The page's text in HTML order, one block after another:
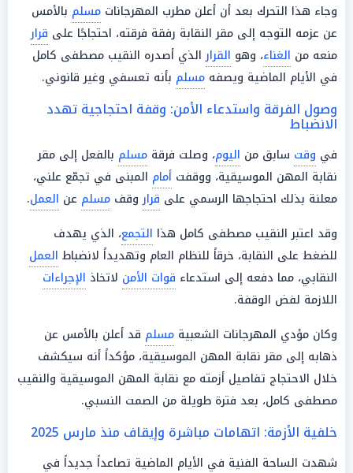
وجاء هذا التحرك بعد أن أعلن مطرب المهرجانات مسلم بالأمس
عن عزمه التوجه إلى مقر النقابة رفقة فرقته، احتجاجًا على قرار
منعه من الغناء، وهو القرارالذي أصدره النقيب مصطفى كامل
في الأيام الماضية ويصفه مسلم بأنه تعسفي وغير قانوني.
وصول الفرقة واستدعاء الأمن: وقفة احتجاجية تهدد
الانضباط
في وقت سابق من اليوم، وصلت فرقة مسلم بالفعل إلى مقر
نقابة المهن الموسيقية، ووقفت أمام المبنى في تجمّع علني،
معلنة بذلك احتجاجها الرسمي على قراروقف مسلم عن العمل.
وقد اعتبر النقيب مصطفى كامل هذا التجمع، الذي يهدف
للضغط على النقابة، خرقاً للنظام العام وتهديداً لانضباط العمل
النقابي، مما دفعه إلى استدعاء قوات الأمن لاتخاذ الإجراءات
اللازمة لفض الوقفة.
وكان مؤدي المهرجانات الشعبية مسلم قد أعلن بالأمس عن
ذهابه إلى مقر نقابة المهن الموسيقية، مؤكداً أنه سيكشف
خلال الاحتجاج تفاصيل أزمته مع نقابة المهن الموسيقية والنقيب
مصطفى كامل، بعد فترة طويلة من الصمت النسبي.
خلفية الأزمة: اتهامات مباشرة وإيقاف منذ مارس 2025
شهدت الساحة الفنية في الأيام الماضية تصاعداً جديداً في